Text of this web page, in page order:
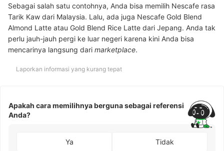
Sebagai salah satu contohnya, Anda bisa memilih Nescafe rasa
Tarik Kaw dari Malaysia. Lalu, ada juga Nescafe Gold Blend
Almond Latte atau Gold Blend Rice Latte dari Jepang. Anda tak
perlu jauh-jauh pergi ke luar negeri karena kini Anda bisa
mencarinya langsung dari marketplace.
Laporkan informasi yang kurang tepat
Apakah cara memilihnya berguna sebagai referensi
Anda?
Ya Tidak